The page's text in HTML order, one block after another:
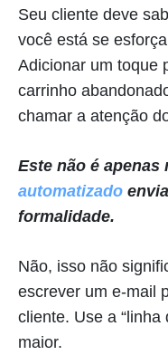
Seu cliente deve
você está se
Adicionar um toque
carrinho
chamar a atenção
Este não é apenas
automatizado
formalidade.
Não, isso não
escrever um e-mail
cliente. Use a “linha
maior.